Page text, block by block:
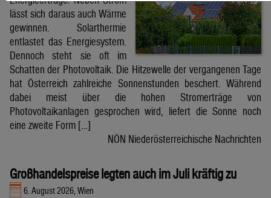
lässt sich daraus auch Wärme
gewinnen. Solarthermie
entlastet das Energiesystem.
Dennoch steht sie oft im
Schatten der Photovoltaik. Die Hitzewelle der vergangenen Tage
hat Österreich zahlreiche Sonnenstunden beschert. Während
dabei meist über die hohen Stromerträge von
Photovoltaikanlagen gesprochen wird, liefert die Sonne noch
eine zweite Form […]
NÖN Niederösterreichische Nachrichten
Großhandelspreise legten auch im Juli kräftig zu
6. August 2026, Wien